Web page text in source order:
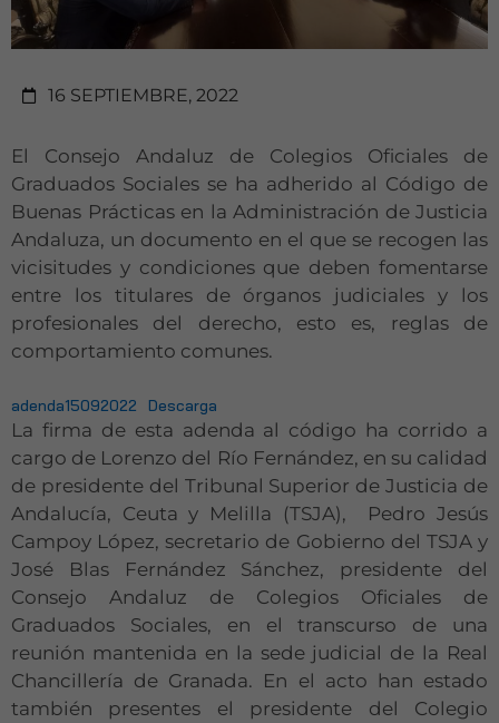
16 SEPTIEMBRE, 2022
El Consejo Andaluz de Colegios Oficiales de
Graduados Sociales se ha adherido al Código de
Buenas Prácticas en la Administración de Justicia
Andaluza, un documento en el que se recogen las
vicisitudes y condiciones que deben fomentarse
entre los titulares de órganos judiciales y los
profesionales del derecho, esto es, reglas de
comportamiento comunes.
adenda15092022 Descarga
La firma de esta adenda al código ha corrido a
cargo de Lorenzo del Río Fernández, en su calidad
de presidente del Tribunal Superior de Justicia de
Andalucía, Ceuta y Melilla (TSJA), Pedro Jesús
Campoy López, secretario de Gobierno del TSJA y
José Blas Fernández Sánchez, presidente del
Consejo Andaluz de Colegios Oficiales de
Graduados Sociales, en el transcurso de una
reunión mantenida en la sede judicial de la Real
Chancillería de Granada. En el acto han estado
también presentes el presidente del Colegio